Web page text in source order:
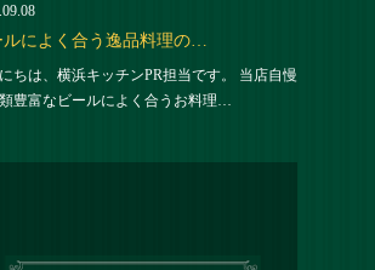
ルによく合う逸品料理の…
ちは、横浜キッチンPR担当です。 当店自慢
豊富なビールによく合うお料理…